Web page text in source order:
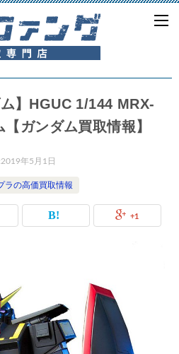
】HGUC 1/144 MRX-
ガンダム買取情報】
2019年5月1日
ラの高価買取情報
+1